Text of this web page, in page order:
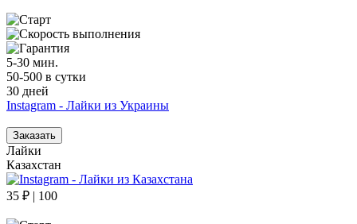
5-30 мин.
50-500 в сутки
30 дней
Instagram - Лайки из Украины
Заказать
Лайки
Казахстан
35 ₽ | 100